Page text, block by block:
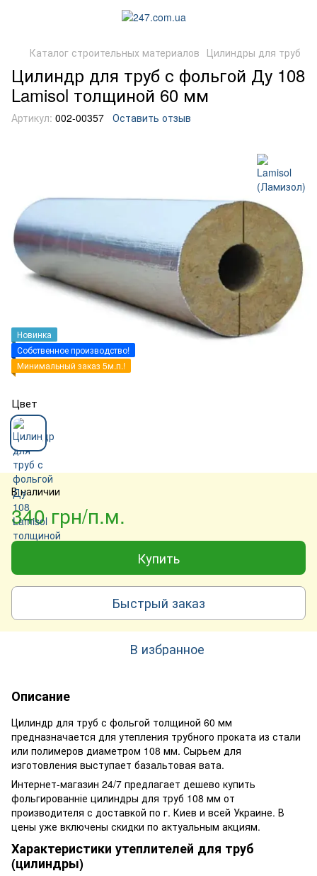
Каталог строительных материалов Цилиндры для труб
Цилиндр для труб с фольгой Ду 108
Lamisol толщиной 60 мм
Артикул: 002-00357 Оставить отзыв
Новинка
Собственное производство!
Минимальный заказ 5м.п.!
Цвет
В наличии
340 грн/п.м.
Купить
Быстрый заказ
В избранное
Описание
Цилиндр для труб с фольгой толщиной 60 мм
предназначается для утепления трубного проката из стали
или полимеров диаметром 108 мм. Сырьем для
изготовления выступает базальтовая вата.
Интернет-магазин 24/7 предлагает дешево купить
фольгированніе цилиндры для труб 108 мм от
производителя с доставкой по г. Киев и всей Украине. В
цены уже включены скидки по актуальным акциям.
Характеристики утеплителей для труб
(цилиндры)